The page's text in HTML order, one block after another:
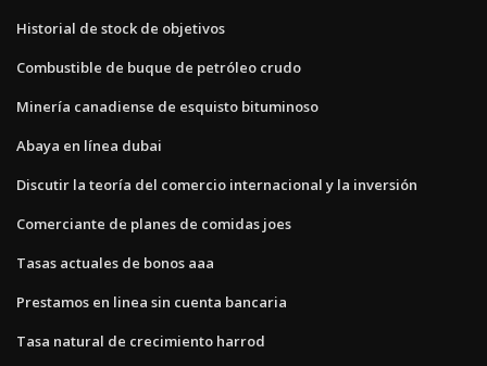
Historial de stock de objetivos
Combustible de buque de petróleo crudo
Minería canadiense de esquisto bituminoso
Abaya en línea dubai
Discutir la teoría del comercio internacional y la inversión
Comerciante de planes de comidas joes
Tasas actuales de bonos aaa
Prestamos en linea sin cuenta bancaria
Tasa natural de crecimiento harrod